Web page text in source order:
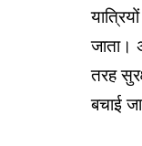
जाता।
तरह
बचाई